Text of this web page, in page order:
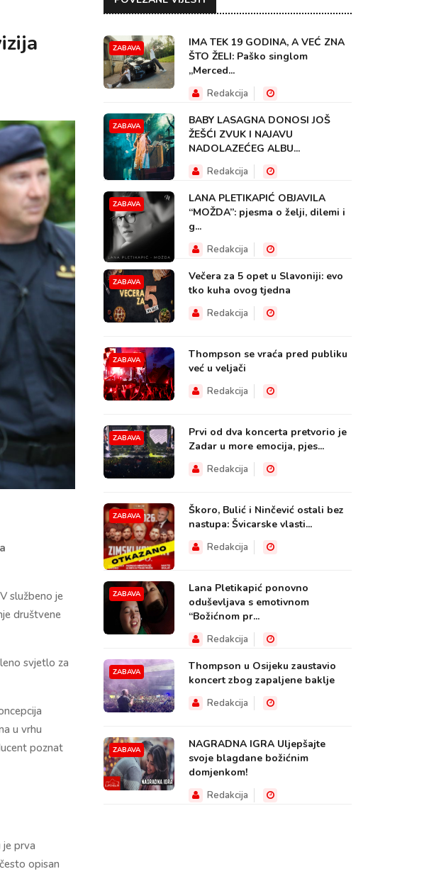
službeno je
društvene
svjetlo za
u vrhu
poznat
je prva
opisan
ZABAVA
IMA TEK 19 GODINA, A VEĆ ZNA
ŠTO ŽELI: Paško singlom
„Merced...
Redakcija
ZABAVA
BABY LASAGNA DONOSI JOŠ
ŽEŠĆI ZVUK I NAJAVU
NADOLAZEĆEG ALBU...
Redakcija
ZABAVA
LANA PLETIKAPIĆ OBJAVILA
“MOŽDA”: pjesma o želji, dilemi i
g...
Redakcija
ZABAVA
Večera za 5 opet u Slavoniji: evo
tko kuha ovog tjedna
Redakcija
ZABAVA
Thompson se vraća pred publiku
već u veljači
Redakcija
ZABAVA
Prvi od dva koncerta pretvorio je
Zadar u more emocija, pjes...
Redakcija
ZABAVA
Škoro, Bulić i Ninčević ostali bez
nastupa: Švicarske vlasti...
Redakcija
ZABAVA
Lana Pletikapić ponovno
oduševljava s emotivnom
“Božićnom pr...
Redakcija
ZABAVA
Thompson u Osijeku zaustavio
koncert zbog zapaljene baklje
Redakcija
ZABAVA
NAGRADNA IGRA Uljepšajte
svoje blagdane božićnim
domjenkom!
Redakcija